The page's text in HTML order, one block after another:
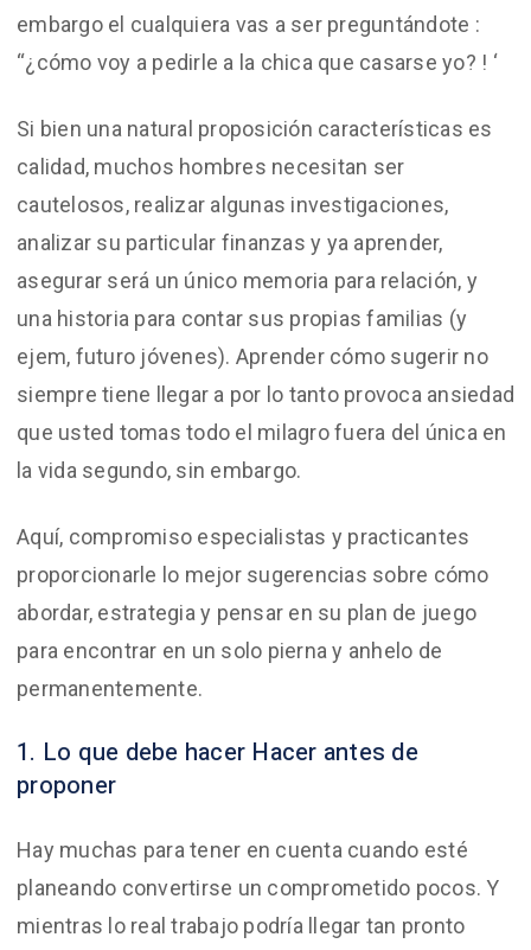
embargo el cualquiera vas a ser preguntándote :
“¿cómo voy a pedirle a la chica que casarse yo? ! ‘
Si bien una natural proposición características es
calidad, muchos hombres necesitan ser
cautelosos, realizar algunas investigaciones,
analizar su particular finanzas y ya aprender,
asegurar será un único memoria para relación, y
una historia para contar sus propias familias (y
ejem, futuro jóvenes). Aprender cómo sugerir no
siempre tiene llegar a por lo tanto provoca ansiedad
que usted tomas todo el milagro fuera del única en
la vida segundo, sin embargo.
Aquí, compromiso especialistas y practicantes
proporcionarle lo mejor sugerencias sobre cómo
abordar, estrategia y pensar en su plan de juego
para encontrar en un solo pierna y anhelo de
permanentemente.
1. Lo que debe hacer Hacer antes de
proponer
Hay muchas para tener en cuenta cuando esté
planeando convertirse un comprometido pocos. Y
mientras lo real trabajo podría llegar tan pronto